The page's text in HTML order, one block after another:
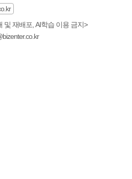
재배포, AI학습 이용 금지>